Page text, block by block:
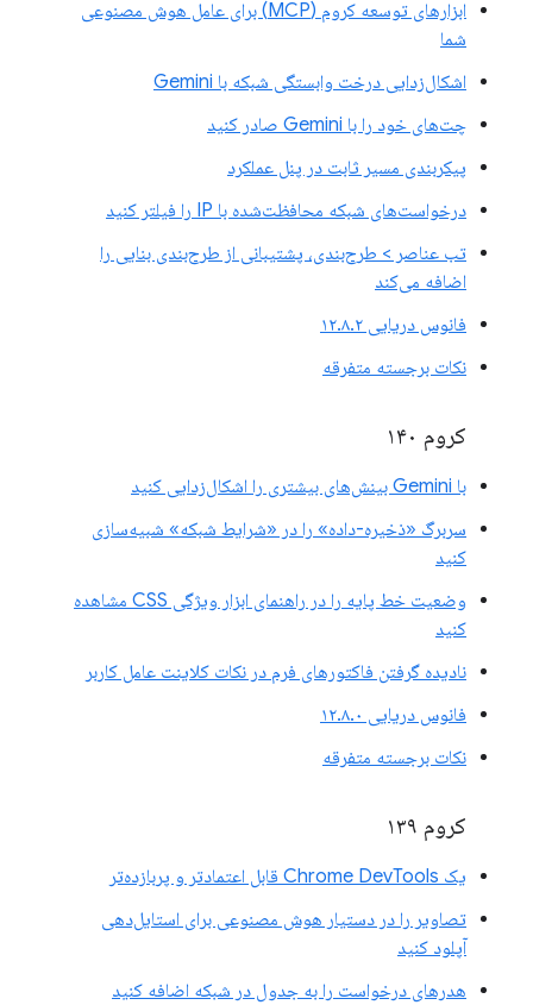
ابزارهای توسعه کروم (MCP) برای عامل هوش مصنوعی
شما
اشکال‌زدایی درخت وابستگی شبکه با Gemini
چت‌های خود را با Gemini صادر کنید
پیکربندی مسیر ثابت در پنل عملکرد
درخواست‌های شبکه محافظت‌شده با IP را فیلتر کنید
تب عناصر > طرح‌بندی، پشتیبانی از طرح‌بندی بنایی را
اضافه می‌کند
فانوس دریایی ۱۲.۸.۲
نکات برجسته متفرقه
کروم ۱۴۰
با Gemini بینش‌های بیشتری را اشکال‌زدایی کنید
سربرگ «ذخیره-داده» را در «شرایط شبکه» شبیه‌سازی
کنید
وضعیت خط پایه را در راهنمای ابزار ویژگی CSS مشاهده
کنید
نادیده گرفتن فاکتورهای فرم در نکات کلاینت عامل کاربر
فانوس دریایی ۱۲.۸.۰
نکات برجسته متفرقه
کروم ۱۳۹
یک Chrome DevTools قابل اعتمادتر و پربازده‌تر
تصاویر را در دستیار هوش مصنوعی برای استایل‌دهی
آپلود کنید
هدرهای درخواست را به جدول در شبکه اضافه کنید